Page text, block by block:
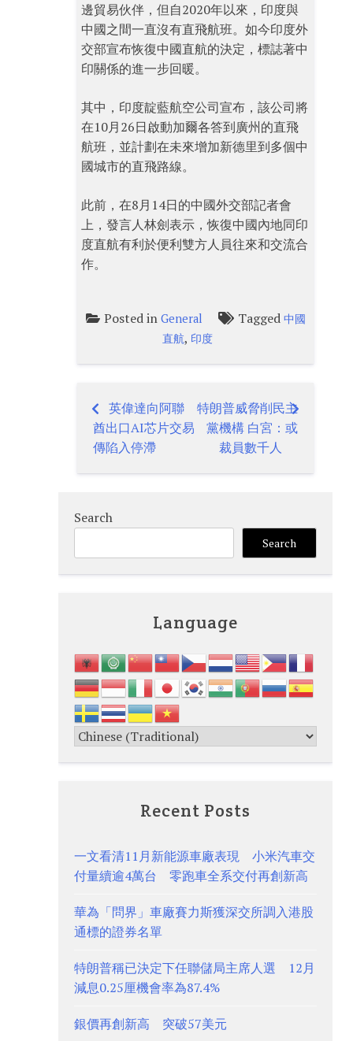
邊貿易伙伴，但自2020年以來，印度與
中國之間一直沒有直飛航班。如今印度外
交部宣布恢復中國直航的決定，標誌著中
印關係的進一步回暖。
其中，印度靛藍航空公司宣布，該公司將
在10月26日啟動加爾各答到廣州的直飛
航班，並計劃在未來增加新德里到多個中
國城市的直飛路線。
此前，在8月14日的中國外交部記者會
上，發言人林劍表示，恢復中國內地同印
度直航有利於便利雙方人員往來和交流合
作。
Posted in General Tagged 中國
直航, 印度
Post
navigation
英偉達向阿聯
酋出口AI芯片交易
傳陷入停滯
特朗普威脅削民主
黨機構 白宮：或
裁員數千人
Search
Search
Language
Recent Posts
一文看清11月新能源車廠表現 小米汽車交
付量續逾4萬台 零跑車全系交付再創新高
華為「問界」車廠賽力斯獲深交所調入港股
通標的證券名單
特朗普稱已決定下任聯儲局主席人選 12月
減息0.25厘機會率為87.4%
銀價再創新高 突破57美元